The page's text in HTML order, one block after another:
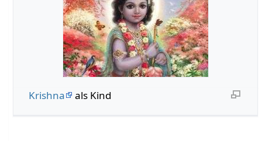
Krishna als Kind